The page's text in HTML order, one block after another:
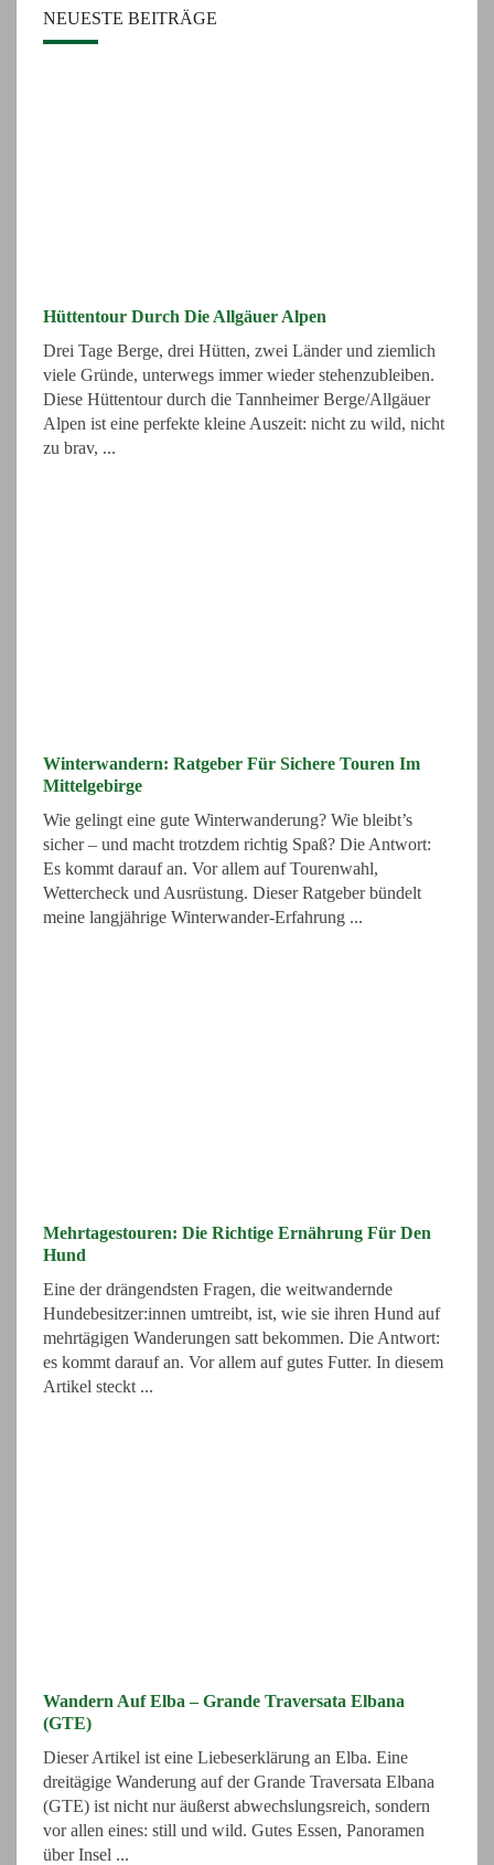
NEUESTE BEITRÄGE
Hüttentour Durch Die Allgäuer Alpen
Drei Tage Berge, drei Hütten, zwei Länder und ziemlich
viele Gründe, unterwegs immer wieder stehenzubleiben.
Diese Hüttentour durch die Tannheimer Berge/Allgäuer
Alpen ist eine perfekte kleine Auszeit: nicht zu wild, nicht
zu brav, ...
Winterwandern: Ratgeber Für Sichere Touren Im
Mittelgebirge
Wie gelingt eine gute Winterwanderung? Wie bleibt’s
sicher – und macht trotzdem richtig Spaß? Die Antwort:
Es kommt darauf an. Vor allem auf Tourenwahl,
Wettercheck und Ausrüstung. Dieser Ratgeber bündelt
meine langjährige Winterwander-Erfahrung ...
Mehrtagestouren: Die Richtige Ernährung Für Den
Hund
Eine der drängendsten Fragen, die weitwandernde
Hundebesitzer:innen umtreibt, ist, wie sie ihren Hund auf
mehrtägigen Wanderungen satt bekommen. Die Antwort:
es kommt darauf an. Vor allem auf gutes Futter. In diesem
Artikel steckt ...
Wandern Auf Elba – Grande Traversata Elbana
(GTE)
Dieser Artikel ist eine Liebeserklärung an Elba. Eine
dreitägige Wanderung auf der Grande Traversata Elbana
(GTE) ist nicht nur äußerst abwechslungsreich, sondern
vor allen eines: still und wild. Gutes Essen, Panoramen
über Insel ...